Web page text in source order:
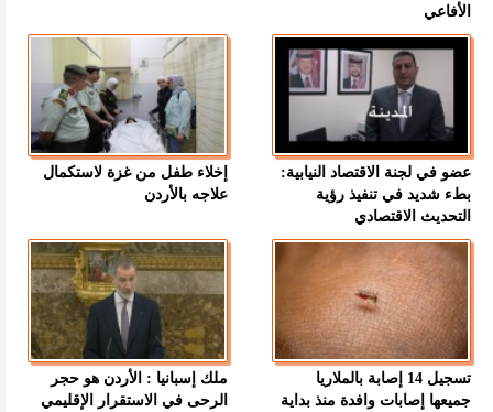
الأفاعي
عضو في لجنة الاقتصاد النيابية:
بطء شديد في تنفيذ رؤية
التحديث الاقتصادي
إخلاء طفل من غزة لاستكمال
علاجه بالأردن
تسجيل 14 إصابة بالملاريا
جميعها إصابات وافدة منذ بداية
ملك إسبانيا : الأردن هو حجر
الرحى في الاستقرار الإقليمي